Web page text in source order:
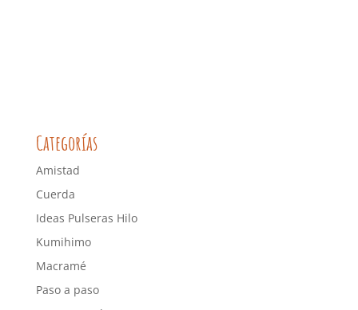
Categorías
Amistad
Cuerda
Ideas Pulseras Hilo
Kumihimo
Macramé
Paso a paso